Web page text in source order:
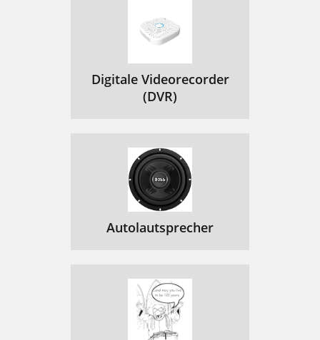
Digitale Videorecorder
(DVR)
Autolautsprecher